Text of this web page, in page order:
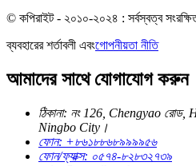
© কপিরাইট - ২০১০-২০২৪ : সর্বস্বত্ব
ব্যবহারের শর্তাবলী এবংগোপনীয়তা নীতি
আমাদের সাথে যোগাযোগ করুন
ঠিকানা: নং 126, Chengyao
Ningbo City।
ফোন: +৮৬১৮৮৬৮৯৯৯৯৫৬
ফোন/ফ্যাক্স: ০৫৭৪-৮২৮৩২৭৩৯